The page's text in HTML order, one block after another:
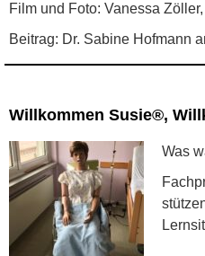
Film und Foto: Vanessa
Beitrag: Dr. Sabine Hofmann
Willkommen Susie®,
Was